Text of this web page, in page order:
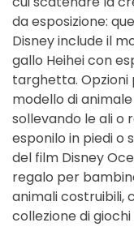
da esposizione:
Disney include il
gallo Heihei con
targhetta. Opzioni
modello di
sollevando le ali o
esponilo in piedi o
del film Disney
regalo per
animali costruibili,
collezione di giochi